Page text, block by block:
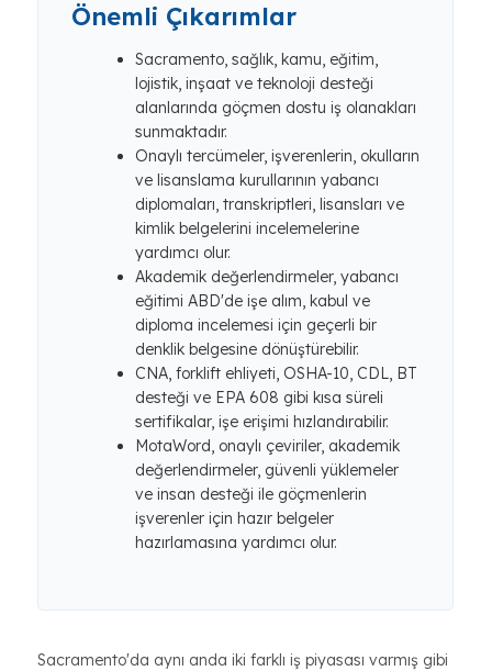
Önemli Çıkarımlar
Sacramento, sağlık, kamu, eğitim,
lojistik, inşaat ve teknoloji desteği
alanlarında göçmen dostu iş olanakları
sunmaktadır.
Onaylı tercümeler, işverenlerin, okulların
ve lisanslama kurullarının yabancı
diplomaları, transkriptleri, lisansları ve
kimlik belgelerini incelemelerine
yardımcı olur.
Akademik değerlendirmeler, yabancı
eğitimi ABD'de işe alım, kabul ve
diploma incelemesi için geçerli bir
denklik belgesine dönüştürebilir.
CNA, forklift ehliyeti, OSHA-10, CDL, BT
desteği ve EPA 608 gibi kısa süreli
sertifikalar, işe erişimi hızlandırabilir.
MotaWord, onaylı çeviriler, akademik
değerlendirmeler, güvenli yüklemeler
ve insan desteği ile göçmenlerin
işverenler için hazır belgeler
hazırlamasına yardımcı olur.
Sacramento'da aynı anda iki farklı iş piyasası varmış gibi